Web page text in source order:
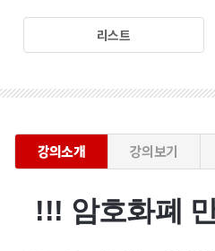
리스트
강의소개 강의보기
!!! 암호화폐